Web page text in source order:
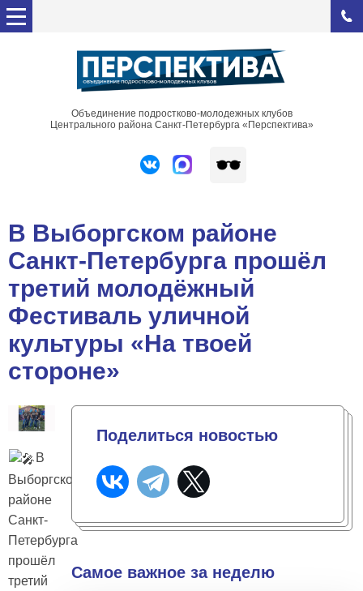
Объединение подростково-молодежных клубов
Центрального района Санкт-Петербурга «Перспектива»
В Выборгском районе
Санкт-Петербурга прошёл
третий молодёжный
Фестиваль уличной
культуры «На твоей
стороне»
В
Выборгском
районе
Санкт-
Петербурга
прошёл
третий
Поделиться новостью
Самое важное за неделю